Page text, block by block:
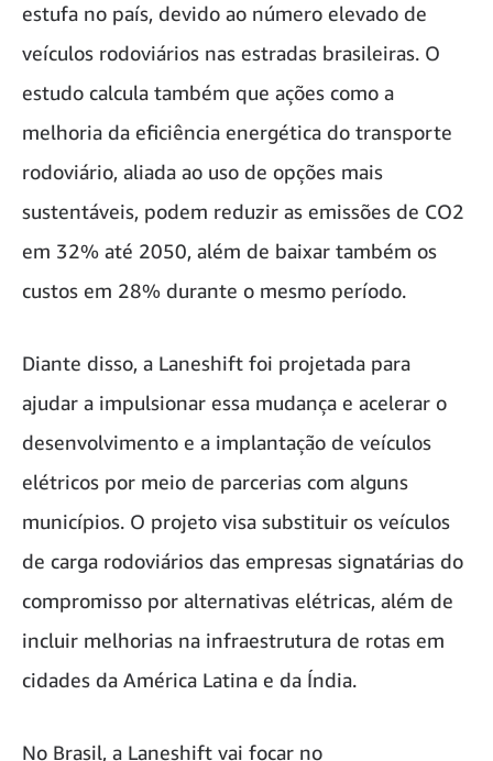
estufa no país, devido ao número elevado de
veículos rodoviários nas estradas brasileiras. O
estudo calcula também que ações como a
melhoria da eficiência energética do transporte
rodoviário, aliada ao uso de opções mais
sustentáveis, podem reduzir as emissões de CO2
em 32% até 2050, além de baixar também os
custos em 28% durante o mesmo período.
Diante disso, a Laneshift foi projetada para
ajudar a impulsionar essa mudança e acelerar o
desenvolvimento e a implantação de veículos
elétricos por meio de parcerias com alguns
municípios. O projeto visa substituir os veículos
de carga rodoviários das empresas signatárias do
compromisso por alternativas elétricas, além de
incluir melhorias na infraestrutura de rotas em
cidades da América Latina e da Índia.
No Brasil, a Laneshift vai focar no